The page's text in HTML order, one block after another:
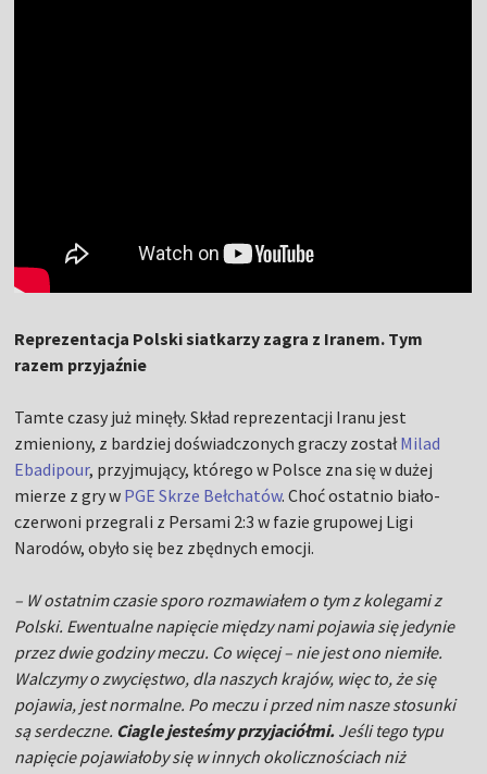
Reprezentacja Polski siatkarzy zagra z Iranem. Tym
razem przyjaźnie
Tamte czasy już minęły. Skład reprezentacji Iranu jest
zmieniony, z bardziej doświadczonych graczy zostałMilad
Ebadipour, przyjmujący, którego w Polsce zna się w dużej
mierze z gry w PGE Skrze Bełchatów. Choć ostatnio biało-
czerwoni przegrali z Persami 2:3 w fazie grupowej Ligi
Narodów, obyło się bez zbędnych emocji.
– W ostatnim czasie sporo rozmawiałem o tym z kolegami z
Polski. Ewentualne napięcie między nami pojawia się jedynie
przez dwie godziny meczu. Co więcej – nie jest ono niemiłe.
Walczymy o zwycięstwo, dla naszych krajów, więc to, że się
pojawia, jest normalne. Po meczu i przed nim nasze stosunki
są serdeczne. Ciagle jesteśmy przyjaciółmi. Jeśli tego typu
napięcie pojawiałoby się w innych okolicznościach niż